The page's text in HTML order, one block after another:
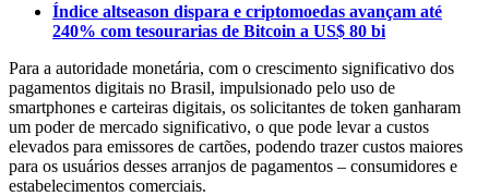
Índice altseason dispara e criptomoedas avançam até
240% com tesourarias de Bitcoin a US$ 80 bi
Para a autoridade monetária, com o crescimento significativo dos
pagamentos digitais no Brasil, impulsionado pelo uso de
smartphones e carteiras digitais, os solicitantes de token ganharam
um poder de mercado significativo, o que pode levar a custos
elevados para emissores de cartões, podendo trazer custos maiores
para os usuários desses arranjos de pagamentos – consumidores e
estabelecimentos comerciais.